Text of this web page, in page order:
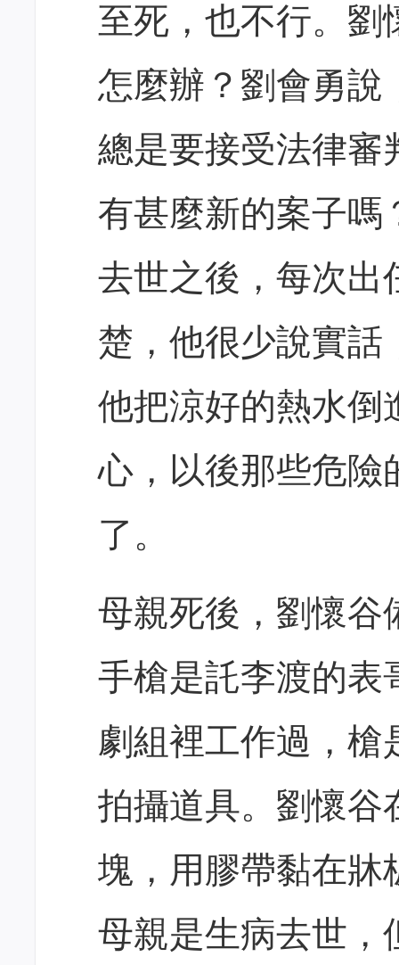
至死，也不行。劉
怎麼辦？劉會勇說
總是要接受法律審
有甚麼新的案子嗎
去世之後，每次出
楚，他很少說實話
他把涼好的熱水倒
心，以後那些危險
了。
母親死後，劉懷谷
手槍是託李渡的表
劇組裡工作過，槍
拍攝道具。劉懷谷
塊，用膠帶黏在牀
母親是生病去世，